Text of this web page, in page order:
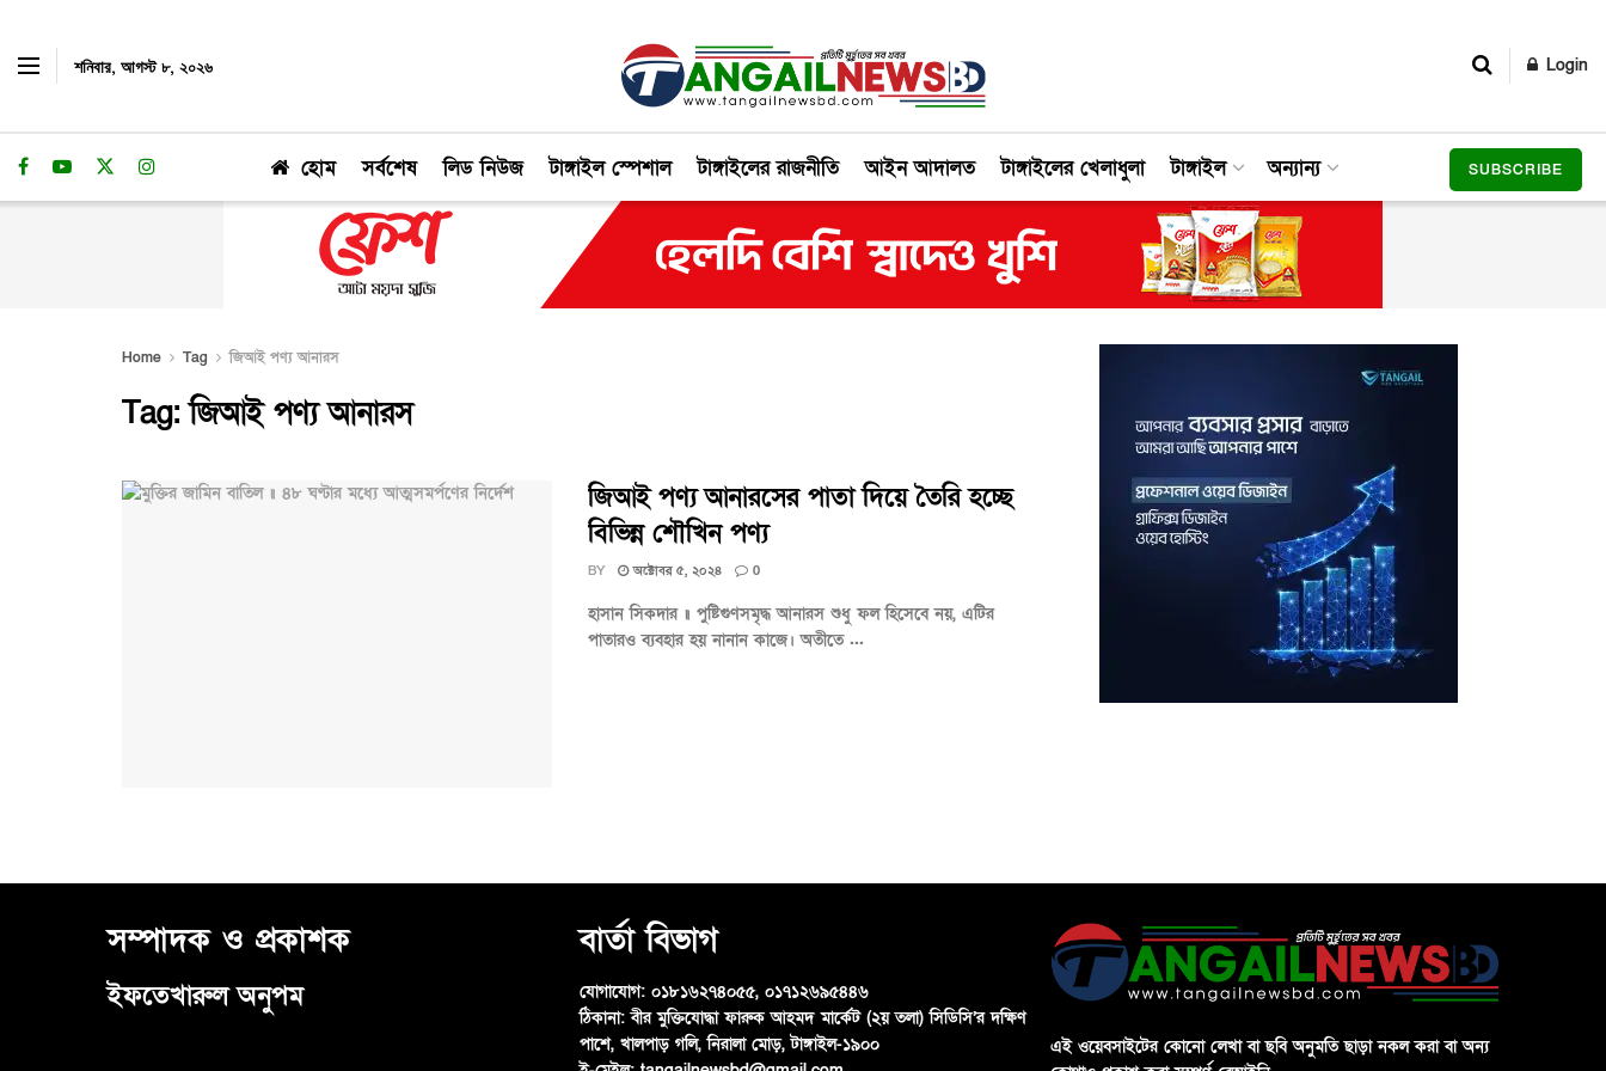
শনিবার, আগস্ট ৮, ২০২৬ Login
হোম সর্বশেষ লিড নিউজ টাঙ্গাইল স্পেশাল টাঙ্গাইলের রাজনীতি আইন আদালত টাঙ্গাইলের খেলাধুলা টাঙ্গাইল অন্যান্য SUBSCRIBE
Home Tag জিআই পণ্য আনারস
Tag:জিআই পণ্য আনারস
জিআই পণ্য আনারসের পাতা দিয়ে তৈরি হচ্ছে
বিভিন্ন শৌখিন পণ্য
BY অক্টোবর ৫, ২০২৪ 0
হাসান সিকদার ॥ পুষ্টিগুণসমৃদ্ধ আনারস শুধু ফল হিসেবে নয়, এটির
পাতারও ব্যবহার হয় নানান কাজে। অতীতে ...
সম্পাদক ও প্রকাশক
ইফতেখারুল অনুপম
বার্তা বিভাগ
যোগাযোগ: ০১৮১৬২৭৪০৫৫, ০১৭১২৬৯৫৪৪৬
ঠিকানা:বীর মুক্তিযোদ্ধা ফারুক আহমদ মার্কেট (২য় তলা) সিডিসি’র দক্ষিণ
পাশে, খালপাড় গলি, নিরালা মোড়, টাঙ্গাইল-১৯০০
এই ওয়েবসাইটের কোনো লেখা বা ছবি অনুমতি ছাড়া নকল করা বা অন্য